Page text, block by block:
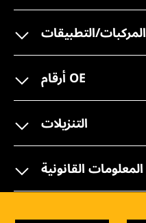
المركبات/التطبيقات
أرقام OE
التنزيلات
المعلومات القانونية